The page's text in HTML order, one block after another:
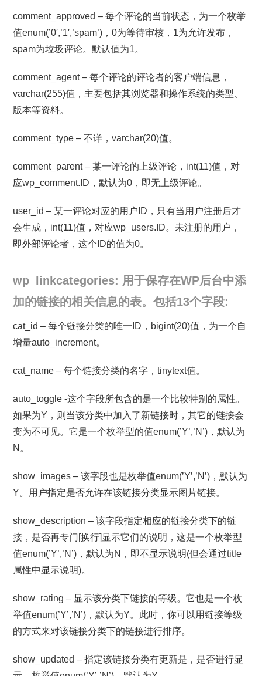
comment_approved – 每个评论的当前状态，为一个枚举
值enum(’0′,’1′,’spam’)，0为等待审核，1为允许发布，
spam为垃圾评论。默认值为1。
comment_agent – 每个评论的评论者的客户端信息，
varchar(255)值，主要包括其浏览器和操作系统的类型、
版本等资料。
comment_type – 不详，varchar(20)值。
comment_parent – 某一评论的上级评论，int(11)值，对
应wp_comment.ID，默认为0，即无上级评论。
user_id – 某一评论对应的用户ID，只有当用户注册后才
会生成，int(11)值，对应wp_users.ID。未注册的用户，
即外部评论者，这个ID的值为0。
wp_linkcategories: 用于保存在WP后台中添
加的链接的相关信息的表。包括13个字段:
cat_id – 每个链接分类的唯一ID，bigint(20)值，为一个自
增量auto_increment。
cat_name – 每个链接分类的名字，tinytext值。
auto_toggle -这个字段所包含的是一个比较特别的属性。
如果为Y，则当该分类中加入了新链接时，其它的链接会
变为不可见。它是一个枚举型的值enum(’Y’,’N’)，默认为
N。
show_images – 该字段也是枚举值enum(’Y’,’N’)，默认为
Y。用户指定是否允许在该链接分类显示图片链接。
show_description – 该字段指定相应的链接分类下的链
接，是否再专门[换行]显示它们的说明，这是一个枚举型
值enum(’Y’,’N’)，默认为N，即不显示说明(但会通过title
属性中显示说明)。
show_rating – 显示该分类下链接的等级。它也是一个枚
举值enum(’Y’,’N’)，默认为Y。此时，你可以用链接等级
的方式来对该链接分类下的链接进行排序。
show_updated – 指定该链接分类有更新是，是否进行显